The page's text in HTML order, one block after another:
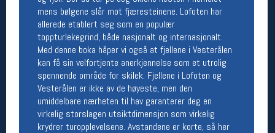
mens bølgene slår mot fjæresteinene. Lofoten har
allerede etablert seg som en populær
toppturlekegrind, både nasjonalt og internasjonalt.
Med denne boka håper vi også at fjellene i Vesterålen
kan få sin velfortjente anerkjennelse som et utrolig
spennende område for skilek. Fjellene i Lofoten og
Vesterålen er ikke av de høyeste, men den
umiddelbare nærheten til hav garanterer deg en
virkelig storslagen utsiktdimensjon som virkelig
krydrer turopplevelsene. Avstandene er korte, så her
Om oss
Kontakt oss
Åpningstider butikk
Man-Fredag:
11-18
Lørdag:
11-16